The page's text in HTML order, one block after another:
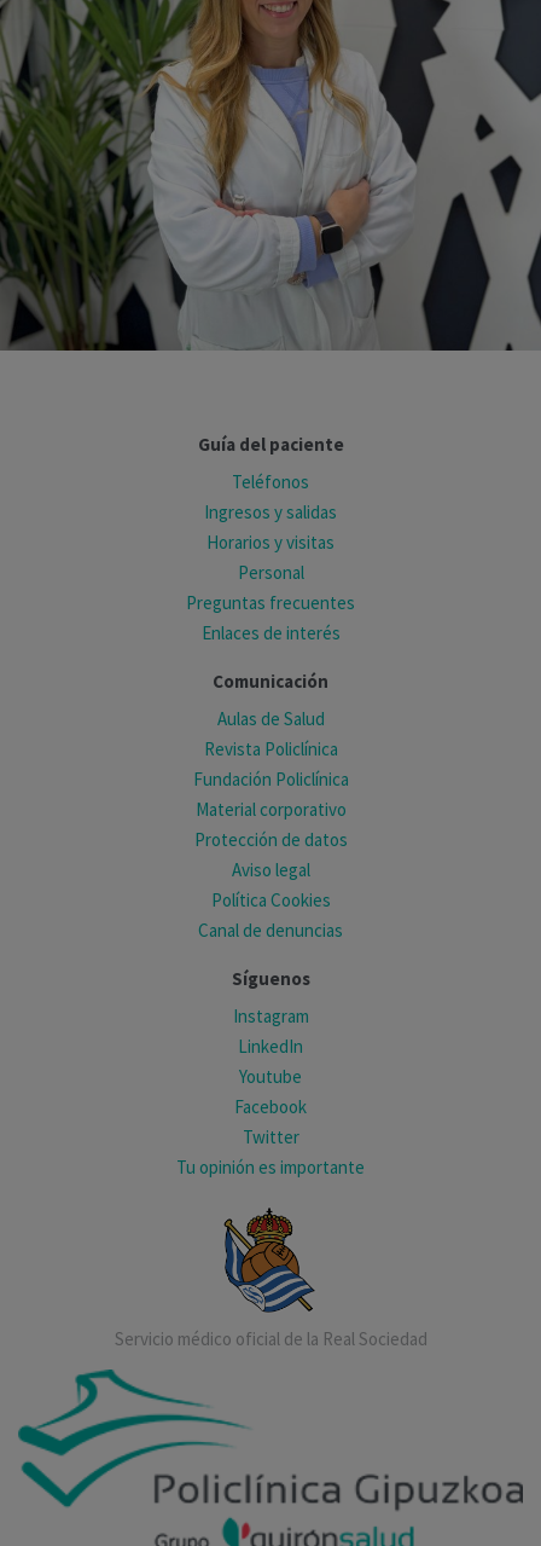
Guía del paciente
Teléfonos
Ingresos y salidas
Horarios y visitas
Personal
Preguntas frecuentes
Enlaces de interés
Comunicación
Aulas de Salud
Revista Policlínica
Fundación Policlínica
Material corporativo
Protección de datos
Aviso legal
Política Cookies
Canal de denuncias
Síguenos
Instagram
LinkedIn
Youtube
Facebook
Twitter
Tu opinión es importante
Servicio médico oficial de la Real Sociedad